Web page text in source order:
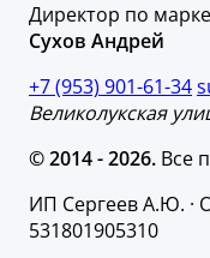
Директор по
Сухов Андрей
+7 (953) 901-61-34
Великолукская
© 2014 - 2026. Все
ИП Сергеев А.Ю. ·
531801905310